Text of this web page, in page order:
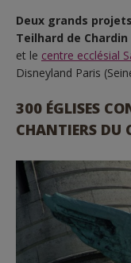
Deux grands
Teilhard de
et le centre ecclésial
Disneyland Paris
300 ÉGLISES
CHANTIERS DU